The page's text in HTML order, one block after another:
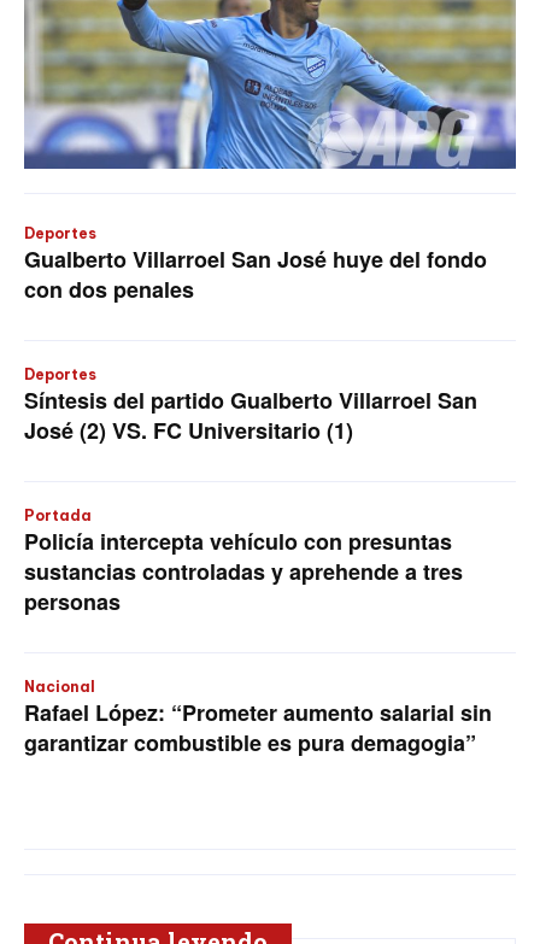
Deportes
Gualberto Villarroel San José huye del fondo
con dos penales
Deportes
Síntesis del partido Gualberto Villarroel San
José (2) VS. FC Universitario (1)
Portada
Policía intercepta vehículo con presuntas
sustancias controladas y aprehende a tres
personas
Nacional
Rafael López: “Prometer aumento salarial sin
garantizar combustible es pura demagogia”